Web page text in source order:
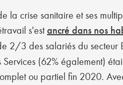
la crise sanitaire et ses
s'estancré dans nos
2/3 des salariés du
(62% également)
ou partiel fin 2020.